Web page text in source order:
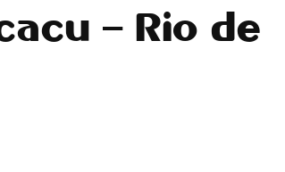
– Rio de